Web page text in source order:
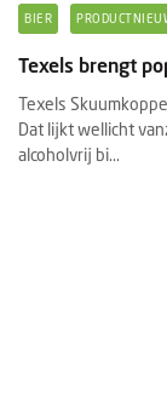
BIER
Texels brengt
Texels
Dat lijkt wellicht
alcoholvrij bi...